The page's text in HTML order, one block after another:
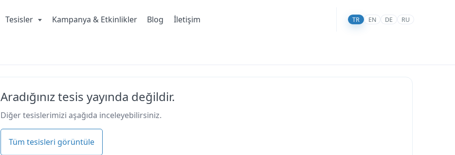
Tesisler Kampanya & Etkinlikler Blog İletişim TR EN DE RU
Aradığınız tesis yayında değildir.
Diğer tesislerimizi aşağıda inceleyebilirsiniz.
Tüm tesisleri görüntüle